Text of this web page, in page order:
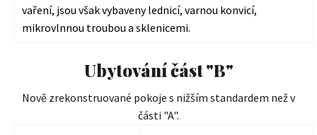
vaření, jsou však vybaveny lednicí, varnou konvicí,
mikrovlnnou troubou a sklenicemi.
Ubytování část "B"
Nově zrekonstruované pokoje s nižším standardem než v
části "A".